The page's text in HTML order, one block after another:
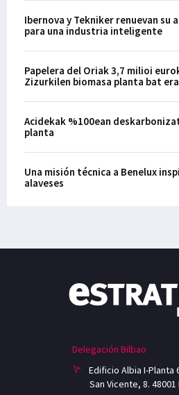
Ibernova y Tekniker renuevan su
para una industria inteligente
Papelera del Oriak 3,7 milioi
Zizurkilen biomasa planta bat
Acidekak %100ean
planta
Una misión técnica a Benelux
alaveses
Delegación Bilbao
Edificio Albia I-Planta
San Vicente, 8. 48001